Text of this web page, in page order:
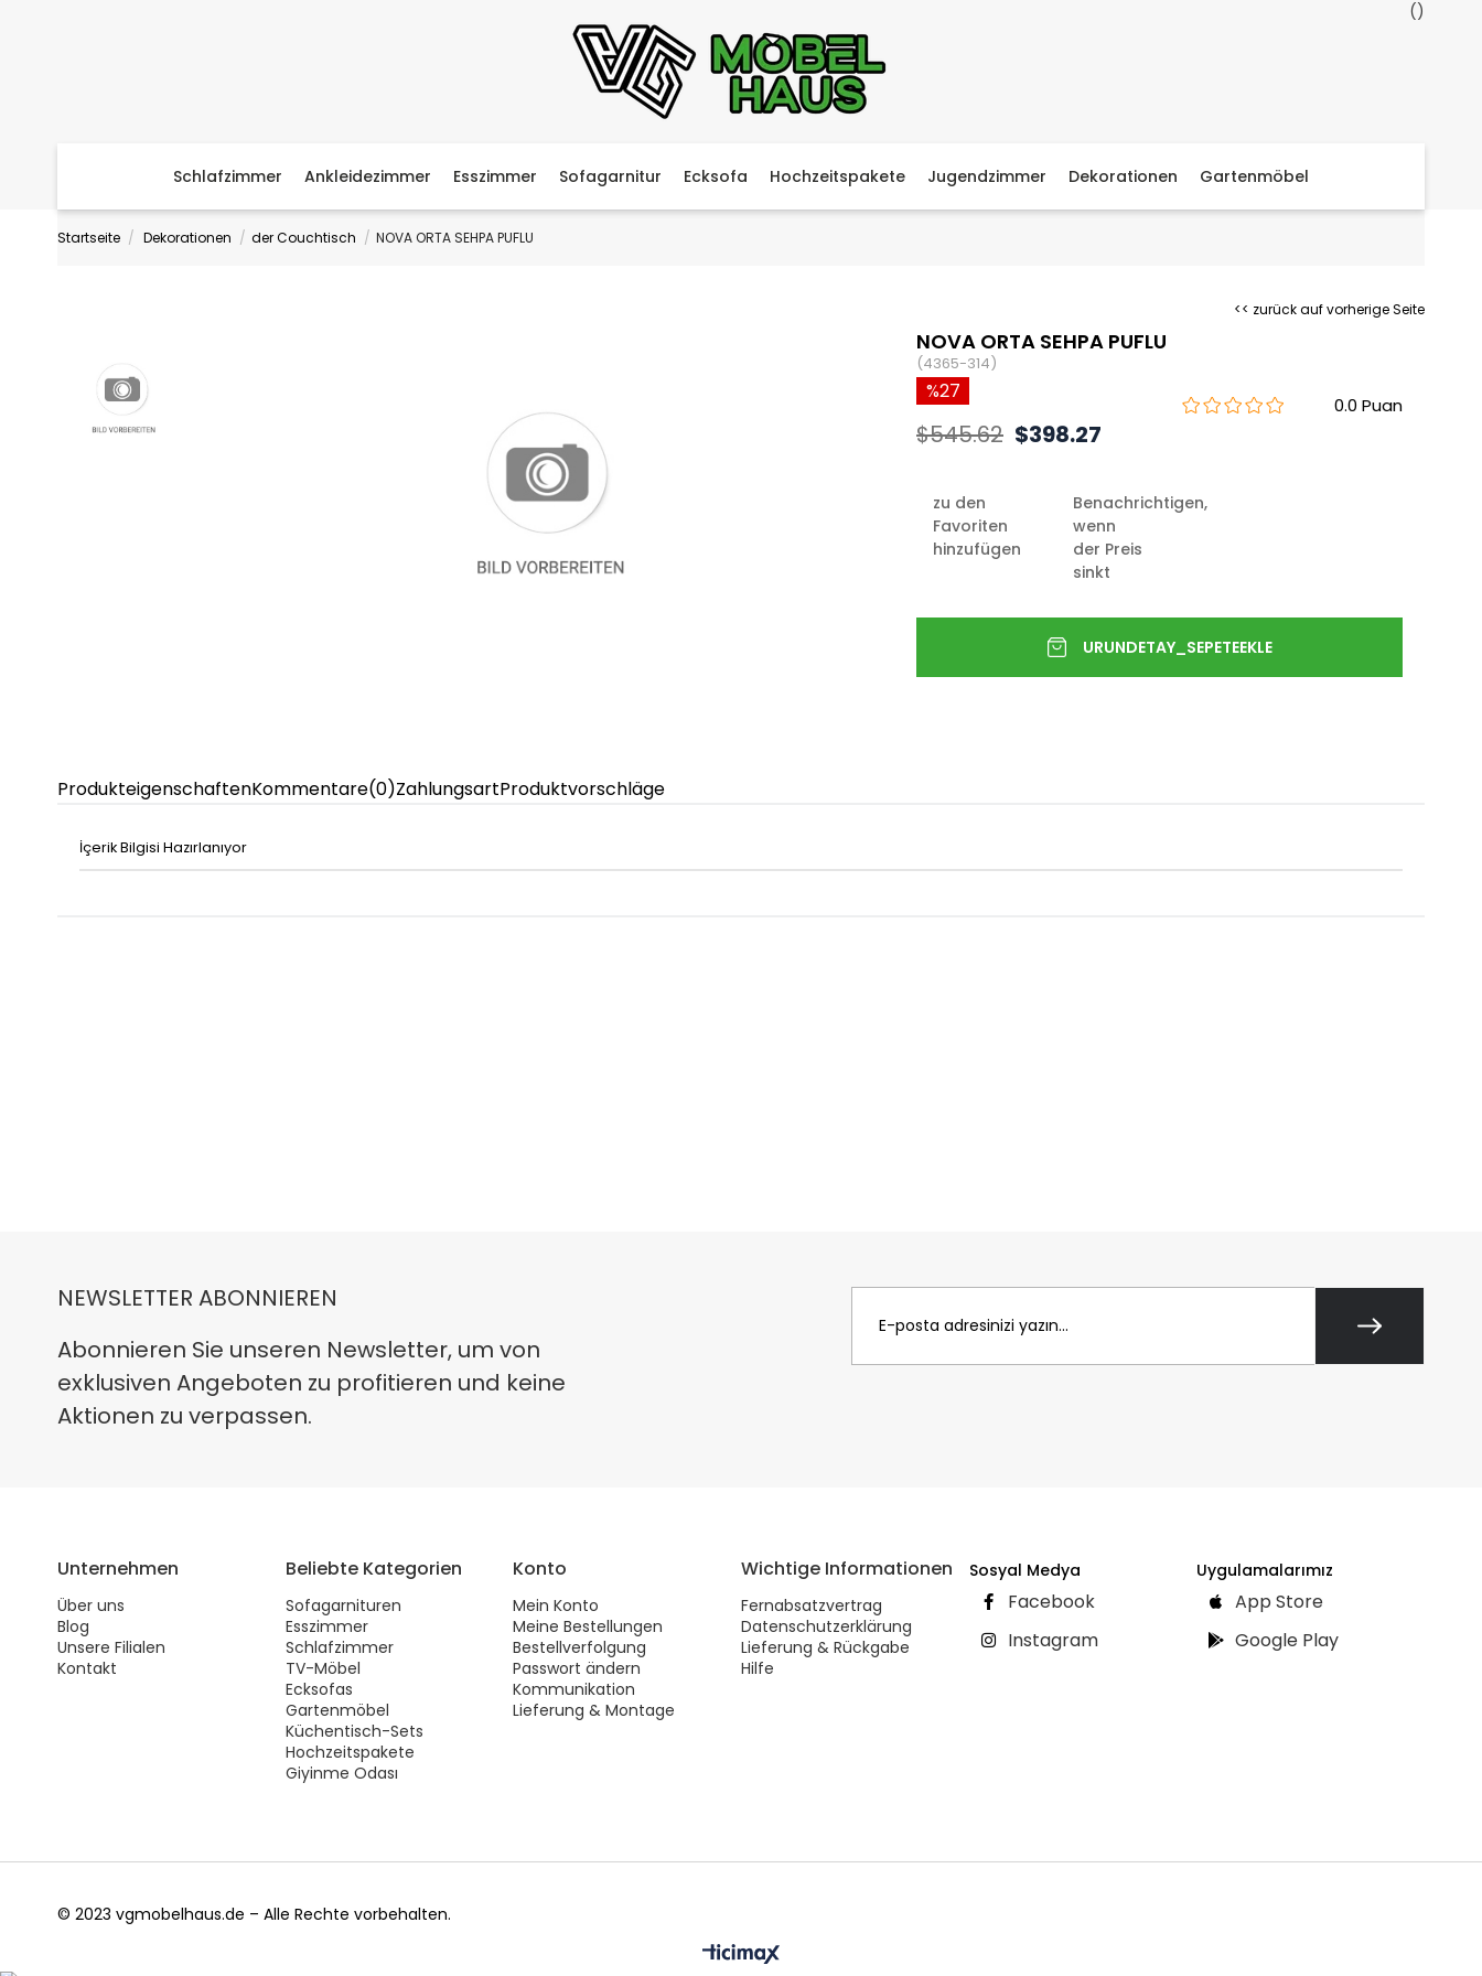
Schlafzimmer Ankleidezimmer Esszimmer Sofagarnitur Ecksofa Hochzeitspakete Jugendzimmer Dekorationen Gartenmöbel
Startseite Dekorationen der Couchtisch NOVA ORTA SEHPA PUFLU
<< zurück auf vorherige Seite
NOVA ORTA SEHPA PUFLU
(4365-314)
0.0
27
$545.62 $398.27
zu den
Favoriten
hinzufügen
Benachrichtigen,
wenn
der Preis
sinkt
ProdukteigenschaftenKommentare(0)ZahlungsartProduktvorschläge
İçerik Bilgisi Hazırlanıyor
NEWSLETTER ABONNIEREN
Abonnieren Sie unseren Newsletter, um von
exklusiven Angeboten zu profitieren und keine
Aktionen zu verpassen.
Unternehmen
Über uns
Blog
Unsere Filialen
Kontakt
Beliebte Kategorien
Sofagarnituren
Esszimmer
Schlafzimmer
TV-Möbel
Ecksofas
Gartenmöbel
Küchentisch-Sets
Hochzeitspakete
Giyinme Odası
Konto
Mein Konto
Meine Bestellungen
Bestellverfolgung
Passwort ändern
Kommunikation
Lieferung & Montage
Wichtige Informationen
Fernabsatzvertrag
Datenschutzerklärung
Lieferung & Rückgabe
Hilfe
Sosyal Medya
Facebook
Instagram
Uygulamalarımız
App Store
Google Play
© 2023 vgmobelhaus.de – Alle Rechte vorbehalten.